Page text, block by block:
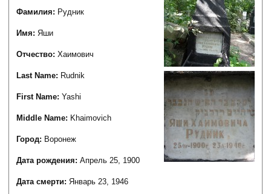
Фамилия: Рудник
Имя:Яши
Отчество:Хаимович
Last Name: Rudnik
First Name:Yashi
Middle Name: Khaimovich
Город: Воронеж
Дата рождения:Апрель 25, 1900
Дата смерти:Январь 23, 1946